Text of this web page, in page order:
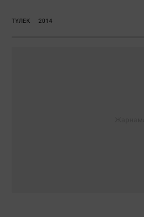
ТҮЛЕК 2014